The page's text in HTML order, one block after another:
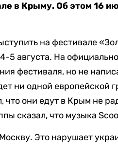
в Крыму. Об этом 16
на фестивале
5 августа. На
фестиваля, но не
ни одной европейской
что они едут в Крым не
сказал, что музыка
Это нарушает